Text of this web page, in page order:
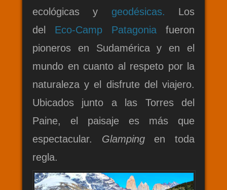
ecológicas y geodésicas. Los
del Eco-Camp Patagonia fueron
pioneros en Sudamérica y en el
mundo en cuanto al respeto por la
naturaleza y el disfrute del viajero.
Ubicados junto a las Torres del
Paine, el paisaje es más que
espectacular. Glampingen toda
regla.